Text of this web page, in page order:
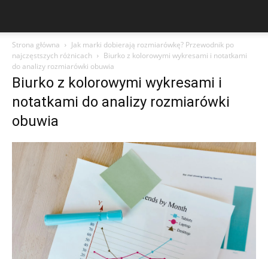
Strona główna
Jak marki dobierają rozmiarówkę? Przewodnik po
najczęstszych różnicach
Biurko z kolorowymi wykresami i notatkami
do analizy rozmiarówki obuwia
Biurko z kolorowymi wykresami i
notatkami do analizy rozmiarówki
obuwia